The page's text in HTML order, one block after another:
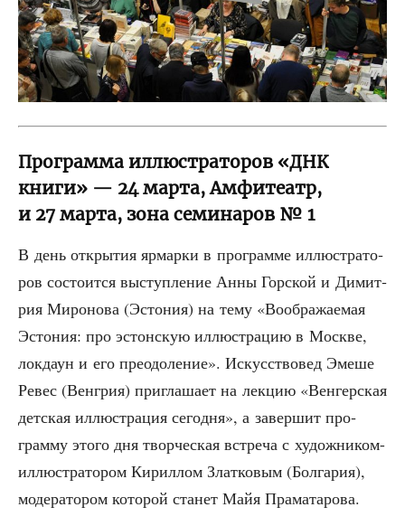
Программа иллюстраторов «ДНК
книги» — 24 марта, Амфитеатр,
и 27 марта, зона семинаров № 1
В день откры­тия ярмар­ки в про­грам­ме иллю­стра­то­
ров состо­ит­ся выступ­ле­ние Анны Гор­ской и Димит­
рия Миро­но­ва (Эсто­ния) на тему «Вооб­ра­жа­е­мая
Эсто­ния: про эстон­скую иллю­стра­цию в Москве,
лок­даун и его пре­одо­ле­ние». Искус­ство­вед Эме­ше
Ревес (Вен­грия) при­гла­ша­ет на лек­цию «Вен­гер­ская
дет­ская иллю­стра­ция сего­дня», а завер­шит про­
грам­му это­го дня твор­че­ская встре­ча с худож­ни­ком-
иллю­стра­то­ром Кирил­лом Злат­ко­вым (Бол­га­рия),
моде­ра­то­ром кото­рой ста­нет Майя Праматарова.